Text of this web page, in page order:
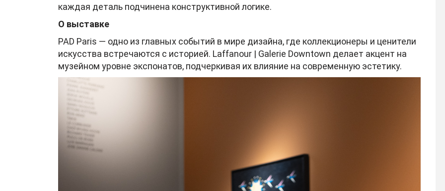
каждая деталь подчинена конструктивной логике.
О выставке
PAD Paris — одно из главных событий в мире дизайна, где коллекционеры и ценители
искусства встречаются с историей. Laffanour | Galerie Downtown делает акцент на
музейном уровне экспонатов, подчеркивая их влияние на современную эстетику.